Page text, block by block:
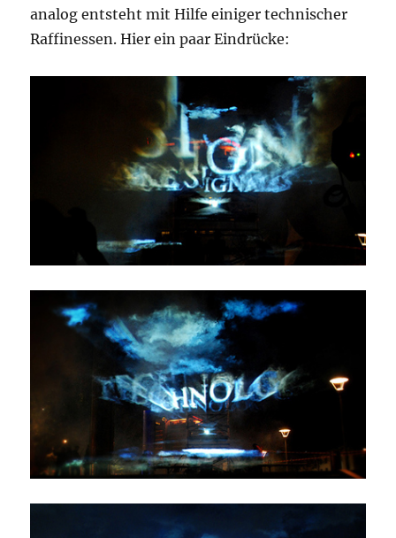
analog entsteht mit Hilfe einiger technischer
Raffinessen. Hier ein paar Eindrücke: